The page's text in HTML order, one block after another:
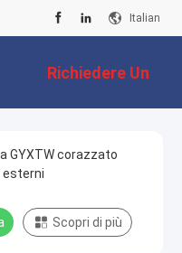
Italian
Richiedere Un
Preventivo
GYXTW corazzato
esterni
Scopri di più